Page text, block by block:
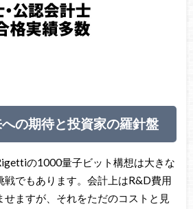
の期待と投資家の羅針盤
の1000量子ビット構想は大きな
戦でもあります。会計上はR&D費用
せますが、それをただのコストと見